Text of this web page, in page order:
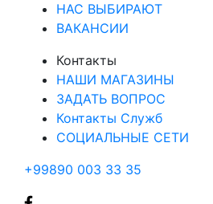
НАС ВЫБИРАЮТ
ВАКАНСИИ
Контакты
НАШИ МАГАЗИНЫ
ЗАДАТЬ ВОПРОС
Контакты Служб
СОЦИАЛЬНЫЕ СЕТИ
+99890 003 33 35